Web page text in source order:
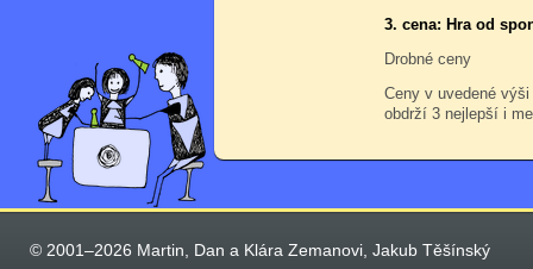
3. cena: Hra od
Drobné ceny
Ceny v uvedené
obdrží 3 nejlepší i
© 2001–2026 Martin, Dan a Klára Zemanovi, Jakub Těšínský